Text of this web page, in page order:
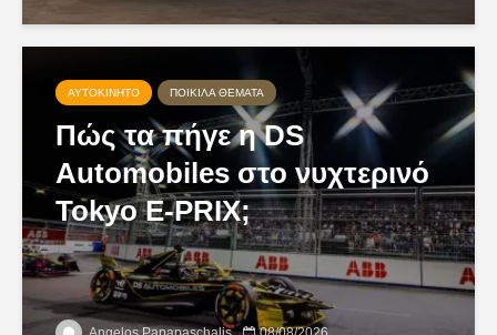
ΑΥΤΟΚΊΝΗΤΟ ΠΟΙΚΊΛΑ ΘΈΜΑΤΑ
Πώς τα πήγε η DS
Automobiles στο νυχτερινό
Tokyo E-PRIX;